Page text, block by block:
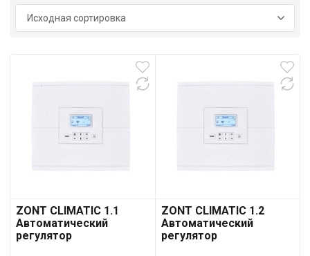
ZONT CLIMATIC 1.1
Автоматический
регулятор
ZONT CLIMATIC 1.2
Автоматический
регулятор